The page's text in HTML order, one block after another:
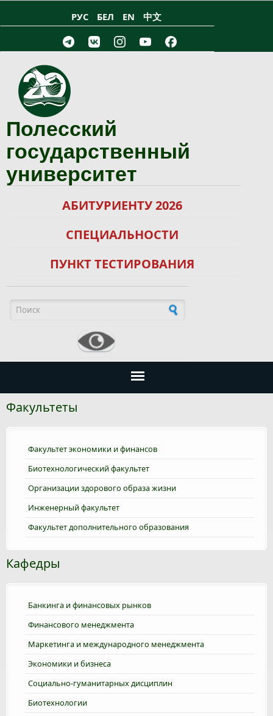
РУС БЕЛ EN 中文
Полесский
государственный
университет
АБИТУРИЕНТУ 2026
СПЕЦИАЛЬНОСТИ
ПУНКТ ТЕСТИРОВАНИЯ
Факультеты
Факультет экономики и финансов
Биотехнологический факультет
Организации здорового образа жизни
Инженерный факультет
Факультет дополнительного образования
Кафедры
Банкинга и финансовых рынков
Финансового менеджмента
Маркетинга и международного менеджмента
Экономики и бизнеса
Социально-гуманитарных дисциплин
Биотехнологии